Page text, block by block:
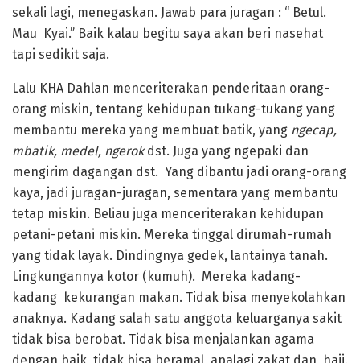
sekali lagi, menegaskan. Jawab para juragan : “ Betul.
Mau Kyai.” Baik kalau begitu saya akan beri nasehat
tapi sedikit saja.
Lalu KHA Dahlan menceriterakan penderitaan orang-
orang miskin, tentang kehidupan tukang-tukang yang
membantu mereka yang membuat batik, yang ngecap,
mbatik, medel, ngerokdst. Juga yang ngepaki dan
mengirim dagangan dst. Yang dibantu jadi orang-orang
kaya, jadi juragan-juragan, sementara yang membantu
tetap miskin. Beliau juga menceriterakan kehidupan
petani-petani miskin. Mereka tinggal dirumah-rumah
yang tidak layak. Dindingnya gedek, lantainya tanah.
Lingkungannya kotor (kumuh). Mereka kadang-
kadang kekurangan makan. Tidak bisa menyekolahkan
anaknya. Kadang salah satu anggota keluarganya sakit
tidak bisa berobat. Tidak bisa menjalankan agama